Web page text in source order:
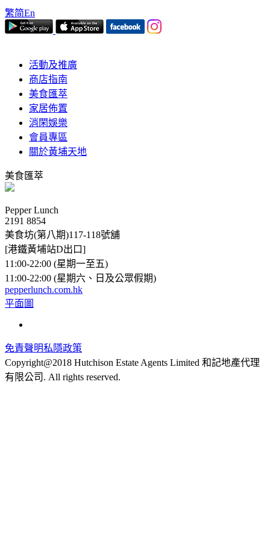
繁简En
活動及推廣
商店指南
美食匯萃
家居佈置
消閑娛樂
會員專區
關於黃埔天地
美食匯萃
Pepper Lunch
2191 8854
美食坊(第八期)117-118號舖
[港鐵黃埔站D出口]
11:00-22:00 (星期一至五)
11:00-22:00 (星期六、日及公眾假期)
pepperlunch.com.hk
平面圖
免責聲明私隱政策
Copyright@2018 Hutchison Estate Agents Limited 和記地產代理
有限公司. All rights reserved.